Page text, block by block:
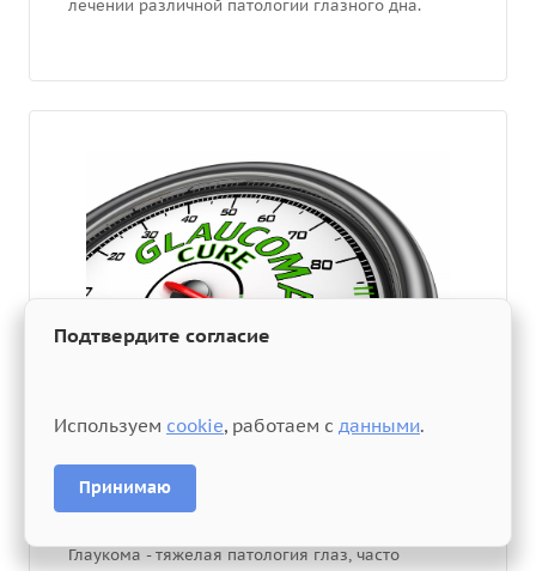
Подтвердите согласие
Используем cookie, работаем с данными.
Принимаю
лечении различной патологии глазного дна.
Глаукома
О глаукоме
Глаукома - тяжелая патология глаз, часто